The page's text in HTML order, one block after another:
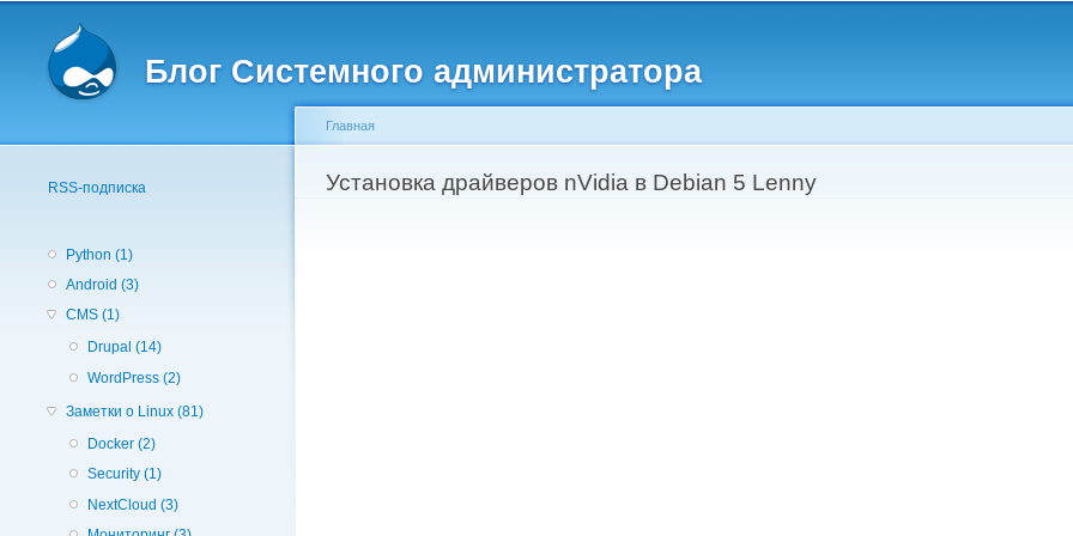
Блог Системного администратора
RSS-подписка
Python (1)
Android (3)
CMS (1)
Drupal (14)
WordPress (2)
Заметки о Linux (81)
Docker (2)
Security (1)
NextCloud (3)
Вы здесь
Главная
Установка драйверов nVidia в Debian 5 Lenny